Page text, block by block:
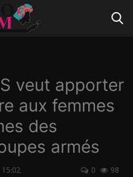
veut apporter
aux femmes
des
armés
0 98